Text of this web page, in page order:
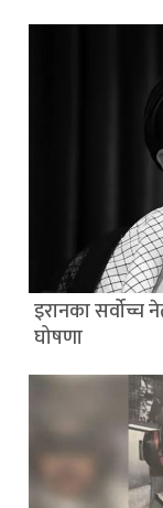
इरानका सर्वोच्च
घोषणा